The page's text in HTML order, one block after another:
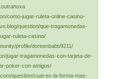
como-jugar-ruleta-online-casino-
question/que-tragamonedas-
ruleta-casino/
profile/doreenbabb9211/
jugar-tragamonedas-con-tarjeta-de-
poker-con-amigos/
question/cual-es-la-forma-mas-